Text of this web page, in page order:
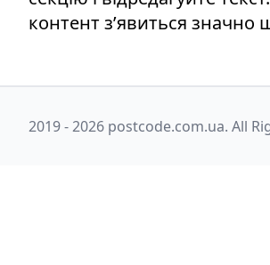
контент зʼявиться
2019 - 2026 postcode.com.ua. All